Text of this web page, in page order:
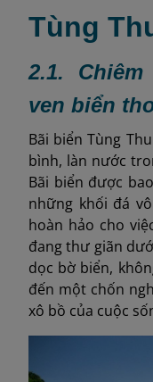
Tùng
2.1.
ven biển
Bãi biển Tùng
bình, làn nước
Bãi biển được
những khối đá
hoàn hảo cho
đang thư giãn
dọc bờ biển,
đến một chốn
xô bồ của cuộc